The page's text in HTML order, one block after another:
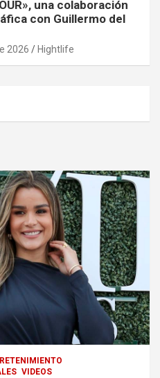
una colaboración
con Guillermo del
2026 Hightlife
VIDEOS